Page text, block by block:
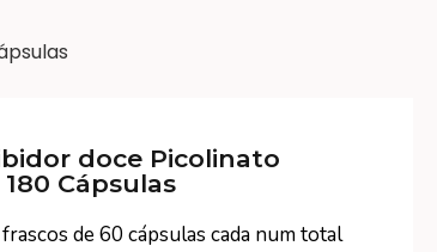
doce Picolinato
Cápsulas
de 60 cápsulas cada num total